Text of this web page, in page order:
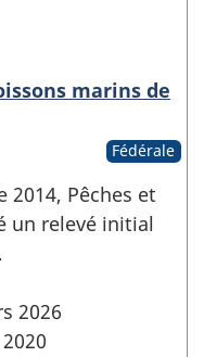
marins de
Fédérale
2014, Pêches et
un relevé initial
2026